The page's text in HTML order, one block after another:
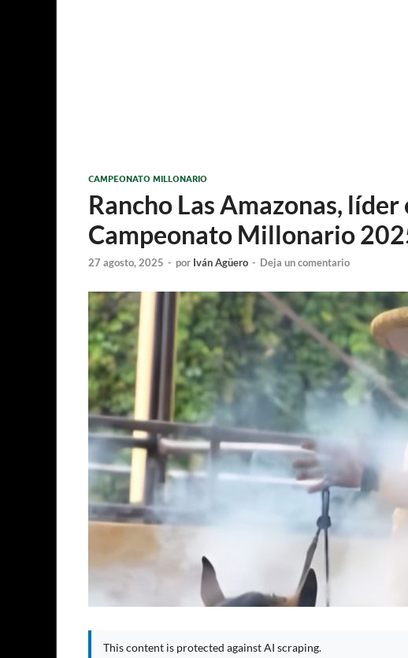
CAMPEONATO MILLONARIO
Rancho Las Amazonas, líder
Campeonato Millonario
27 agosto, 2025 - por Iván Agüero - Deja un comentario
This content is protected against AI scraping.